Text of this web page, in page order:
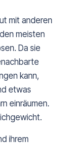
mit anderen
meisten
Da sie
kann,
etwas
einräumen.
ihrem